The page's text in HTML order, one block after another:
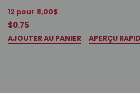
12 pour 8,00$
$0.75
AJOUTER AU PANIER APERÇU